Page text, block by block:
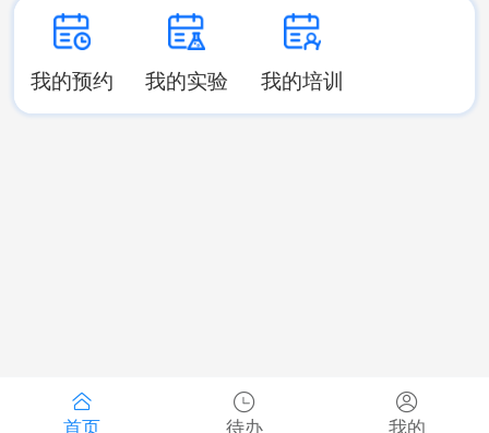
我的预约 我的实验 我的培训
首页 待办 我的